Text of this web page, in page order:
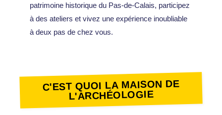
patrimoine historique du Pas-de-Calais, participez
à des ateliers et vivez une expérience inoubliable
à deux pas de chez vous.
C'EST QUOI LA MAISON DE
L'ARCHÉOLOGIE